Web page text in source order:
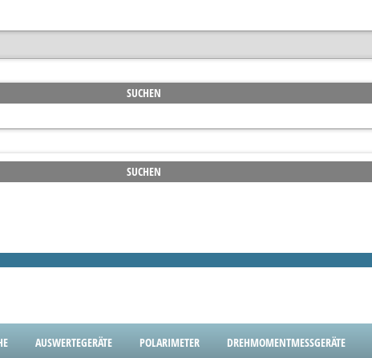
AUSWERTEGERÄTE POLARIMETER DREHMOMENTMESSGERÄTE